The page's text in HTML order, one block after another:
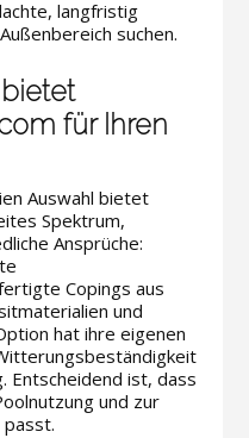
langfristig
suchen.
für Ihren
Auswahl bietet
Spektrum,
Ansprüche:
Copings aus
und
hat ihre eigenen
Entscheidend ist, dass
und zur